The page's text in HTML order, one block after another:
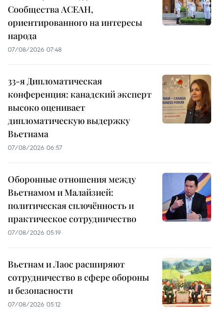
Сообщества АСЕАН,
ориентированного на интересы
народа
07/08/2026 07:48
33-я Дипломатическая
конференция: канадский эксперт
высоко оценивает
дипломатическую выдержку
Вьетнама
07/08/2026 06:57
Оборонные отношения между
Вьетнамом и Малайзией:
политическая сплочённость и
практическое сотрудничество
07/08/2026 05:19
Вьетнам и Лаос расширяют
сотрудничество в сфере обороны
и безопасности
07/08/2026 05:12